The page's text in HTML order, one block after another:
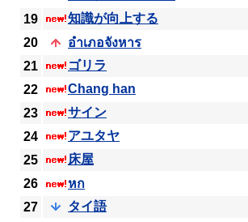
19
知識が向上する
20
อำเภอจังหาร
21
ゴリラ
22
Chang han
23
サイン
24
アユタヤ
25
床屋
26
หก
27
タイ語